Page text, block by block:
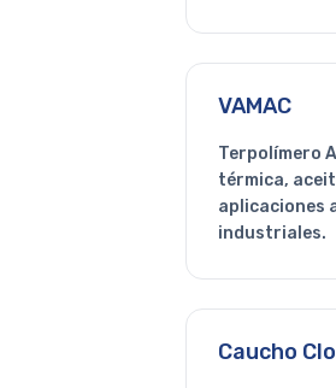
VAMAC
Terpolímero
térmica,
aplicaciones
industriales.
Caucho